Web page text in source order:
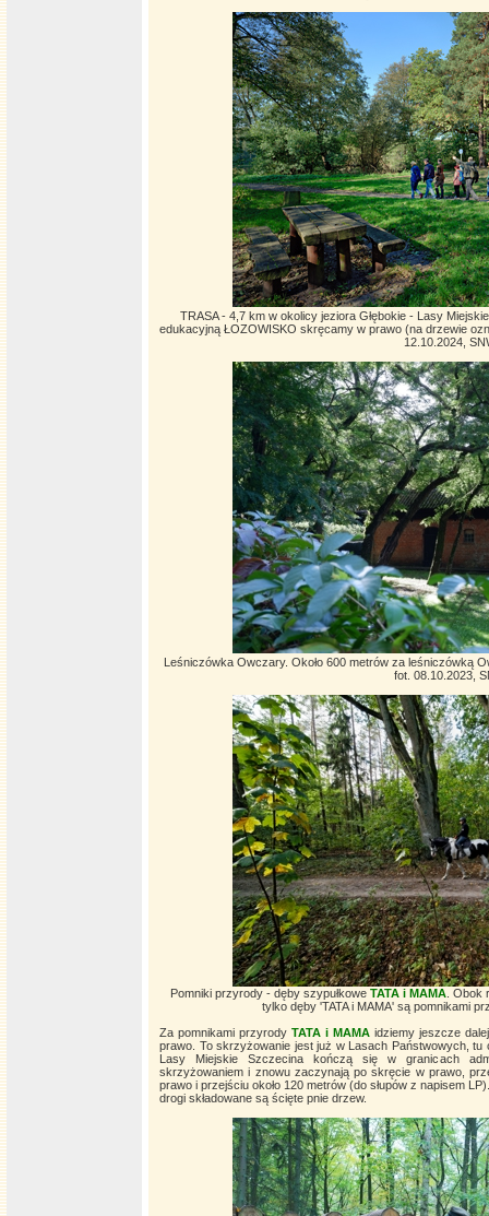
TRASA - 4,7 km w okolicy jeziora Głębokie - Lasy
edukacyjną ŁOZOWISKO skręcamy w prawo (na drzewie
12.10.2024,
Leśniczówka Owczary. Około 600 metrów za leśniczówką
fot. 08.10.2023,
Pomniki przyrody - dęby szypułkowe TATA i MAMA .
tylko dęby 'TATA i MAMA' są pomnikami
Za pomnikami przyrody TATA i MAMA idziemy jeszcze
prawo. To skrzyżowanie jest już w Lasach Państwowych,
Lasy Miejskie Szczecina kończą się w granicach
skrzyżowaniem i znowu zaczynają po skręcie w prawo,
prawo i przejściu około 120 metrów (do słupów z napisem
drogi składowane są ścięte pnie drzew.